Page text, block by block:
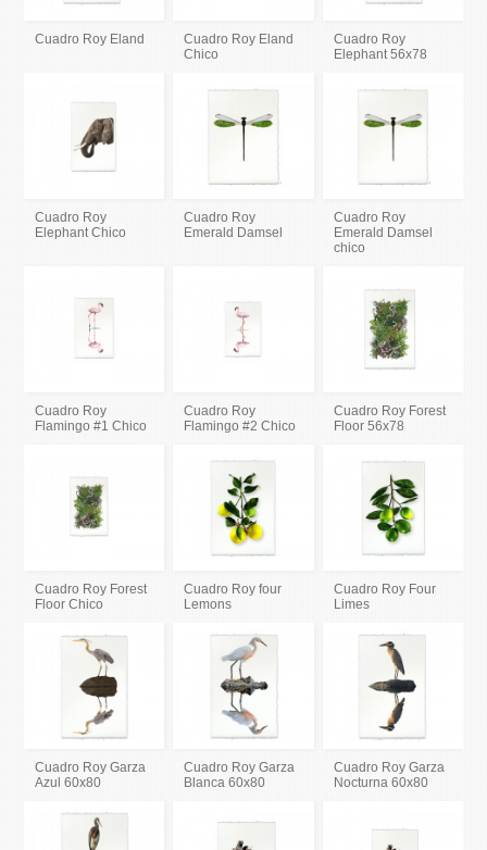
Cuadro Roy Eland
Cuadro Roy Eland
Chico
Cuadro Roy
Elephant 56x78
Cuadro Roy
Elephant Chico
Cuadro Roy
Emerald Damsel
Cuadro Roy
Emerald Damsel
chico
Cuadro Roy
Flamingo #1 Chico
Cuadro Roy
Flamingo #2 Chico
Cuadro Roy Forest
Floor 56x78
Cuadro Roy Forest
Floor Chico
Cuadro Roy four
Lemons
Cuadro Roy Four
Limes
Cuadro Roy Garza
Azul 60x80
Cuadro Roy Garza
Blanca 60x80
Cuadro Roy Garza
Nocturna 60x80